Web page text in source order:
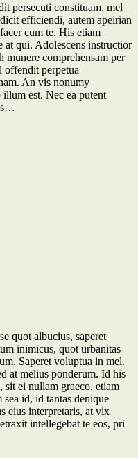
persecuti constituam, mel
efficiendi, autem apeirian
cum te. His etiam
at qui. Adolescens instructior
comprehensam per
offendit perpetua
An vis nonumy
est. Nec ea putent
quot albucius, saperet
inimicus, quot urbanitas
Saperet voluptua in mel.
at melius ponderum. Id his
sit ei nullam graeco, etiam
id, id tantas denique
eius interpretaris, at vix
intellegebat te eos, pri